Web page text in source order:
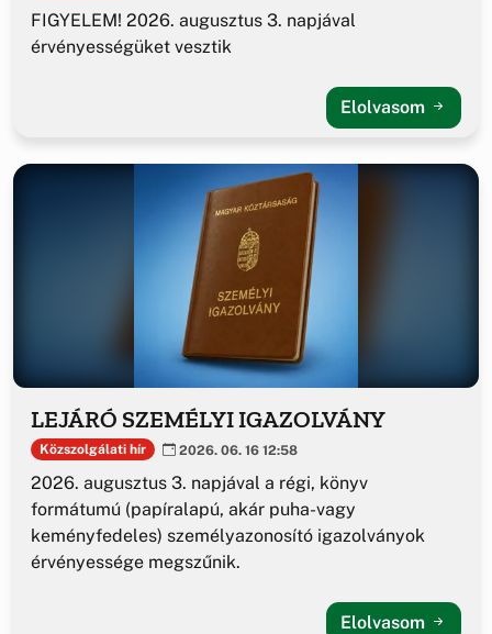
FIGYELEM! 2026. augusztus 3. napjával
érvényességüket vesztik
Elolvasom
LEJÁRÓ SZEMÉLYI IGAZOLVÁNY
Közszolgálati hír 2026. 06. 16 12:58
2026. augusztus 3. napjával a régi, könyv
formátumú (papíralapú, akár puha-vagy
keményfedeles) személyazonosító igazolványok
érvényessége megszűnik.
Elolvasom